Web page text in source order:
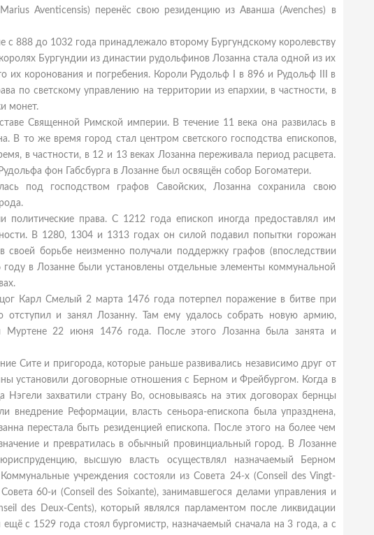
Aventicensis) перенёс свою резиденцию из Аванша (Avenches) в
с 888 до 1032 года принадлежало второму Бургундскому королевству
Бургундии из династии рудольфинов Лозанна стала одной из их
их коронования и погребения. Короли Рудольф I в 896 и Рудольф III в
по светскому управлению на территории из епархии, в частности, в
монет.
Священной Римской империи. В течение 11 века она развилась в
В то же время город стал центром светского господства епископов,
в частности, в 12 и 13 веках Лозанна переживала период расцвета.
фон Габсбурга в Лозанне был освящён собор Богоматери.
под господством графов Савойских, Лозанна сохранила свою
права. С 1212 года епископ иногда предоставлял им
В 1280, 1304 и 1313 годах он силой подавил попытки горожан
борьбе неизменно получали поддержку графов (впоследствии
году в Лозанне были установлены отдельные элементы коммунальной
Карл Смелый 2 марта 1476 года потерпел поражение в битве при
отступил и занял Лозанну. Там ему удалось собрать новую армию,
Муртене 22 июня 1476 года. После этого Лозанна была занята и
Сите и пригорода, которые раньше развивались независимо друг от
установили договорные отношения с Берном и Фрейбургом. Когда в
захватили страну Во, основываясь на этих договорах бернцы
внедрение Реформации, власть сеньора-епископа была упразднена,
перестала быть резиденцией епископа. После этого на более чем
и превратилась в обычный провинциальный город. В Лозанне
высшую власть осуществлял назначаемый Берном
учреждения состояли из Совета 24-х (Conseil des Vingt-
60-и (Conseil des Soixante), занимавшегося делами управления и
des Deux-Cents), который являлся парламентом после ликвидации
ещё с 1529 года стоял бургомистр, назначаемый сначала на 3 года, а с